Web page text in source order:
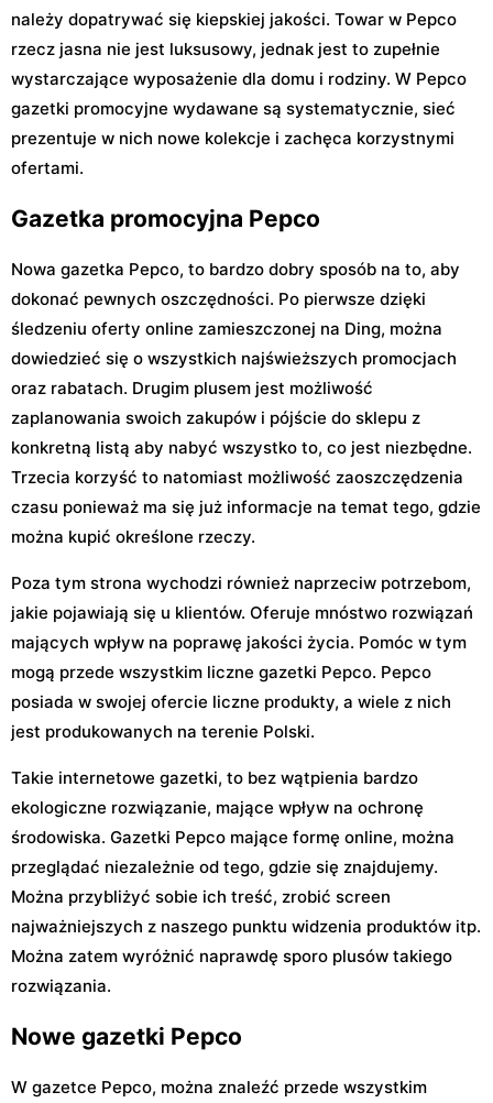
należy dopatrywać się kiepskiej jakości. Towar w Pepco
rzecz jasna nie jest luksusowy, jednak jest to zupełnie
wystarczające wyposażenie dla domu i rodziny. W Pepco
gazetki promocyjne wydawane są systematycznie, sieć
prezentuje w nich nowe kolekcje i zachęca korzystnymi
ofertami.
Gazetka promocyjna Pepco
Nowa gazetka Pepco, to bardzo dobry sposób na to, aby
dokonać pewnych oszczędności. Po pierwsze dzięki
śledzeniu oferty online zamieszczonej na Ding, można
dowiedzieć się o wszystkich najświeższych promocjach
oraz rabatach. Drugim plusem jest możliwość
zaplanowania swoich zakupów i pójście do sklepu z
konkretną listą aby nabyć wszystko to, co jest niezbędne.
Trzecia korzyść to natomiast możliwość zaoszczędzenia
czasu ponieważ ma się już informacje na temat tego, gdzie
można kupić określone rzeczy.
Poza tym strona wychodzi również naprzeciw potrzebom,
jakie pojawiają się u klientów. Oferuje mnóstwo rozwiązań
mających wpływ na poprawę jakości życia. Pomóc w tym
mogą przede wszystkim liczne gazetki Pepco. Pepco
posiada w swojej ofercie liczne produkty, a wiele z nich
jest produkowanych na terenie Polski.
Takie internetowe gazetki, to bez wątpienia bardzo
ekologiczne rozwiązanie, mające wpływ na ochronę
środowiska. Gazetki Pepco mające formę online, można
przeglądać niezależnie od tego, gdzie się znajdujemy.
Można przybliżyć sobie ich treść, zrobić screen
najważniejszych z naszego punktu widzenia produktów itp.
Można zatem wyróżnić naprawdę sporo plusów takiego
rozwiązania.
Nowe gazetki Pepco
W gazetce Pepco, można znaleźć przede wszystkim